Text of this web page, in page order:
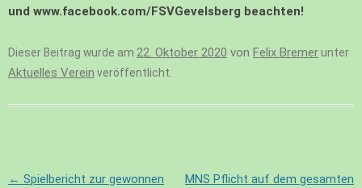
und www.facebook.com/FSVGevelsberg beachten!
Dieser Beitrag wurde am 22. Oktober 2020 von Felix Bremerunter
Aktuelles Verein veröffentlicht.
Beitragsnavigation
← Spielbericht zur gewonnen MNS Pflicht auf dem gesamten